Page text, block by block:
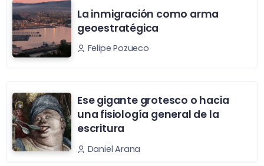
La inmigración como arma
geoestratégica
Felipe Pozueco
Ese gigante grotesco o hacia
una fisiología general de la
escritura
Daniel Arana